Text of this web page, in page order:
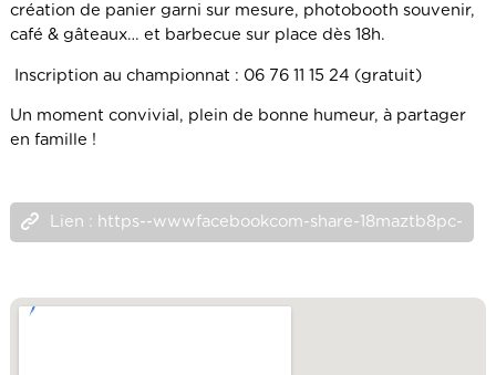
création de panier garni sur mesure, photobooth souvenir,
café & gâteaux… et barbecue sur place dès 18h.
Inscription au championnat : 06 76 11 15 24 (gratuit)
Un moment convivial, plein de bonne humeur, à partager
en famille !
Lien : https--wwwfacebookcom-share-18maztb8pc-